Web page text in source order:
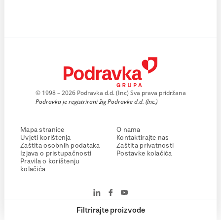
Filtrirajte proizvode
© 1998 – 2026 Podravka d.d. (Inc) Sva prava pridržana
Podravka je registrirani žig Podravke d.d. (Inc.)
Mapa stranice
Uvjeti korištenja
Zaštita osobnih podataka
Izjava o pristupačnosti
Pravila o korištenju
kolačića
O nama
Kontaktirajte nas
Zaštita privatnosti
Postavke kolačića